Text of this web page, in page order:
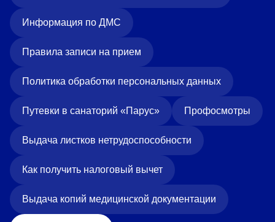
Информация по ДМС
Правила записи на прием
Политика обработки персональных данных
Путевки в санаторий «Парус» Профосмотры
Выдача листков нетрудоспособности
Как получить налоговый вычет
Выдача копий медицинской документации